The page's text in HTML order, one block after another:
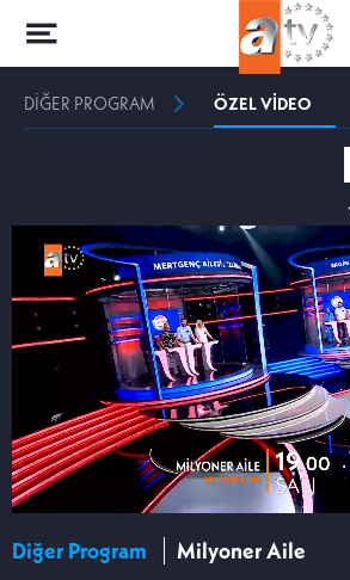
DİĞER PROGRAM ÖZEL VİDEO
Diğer Program Milyoner Aile